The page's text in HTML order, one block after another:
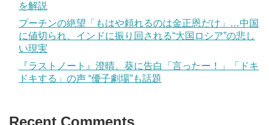
を解説
プーチンの絶望「もはや頼れるのは金正恩だけ」…中国
に値切られ、インドに振り回される“大国ロシア”の悲し
い現実
『ラストノート』澄晴、葵に告白「言ったー！」「ドキ
ドキする」の声 “優子劇場”も話題
Recent Comments